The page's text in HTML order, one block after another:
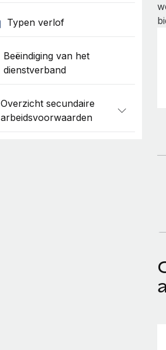
Typen verlof
Beëindiging van het
dienstverband
Overzicht secundaire
arbeidsvoorwaarden